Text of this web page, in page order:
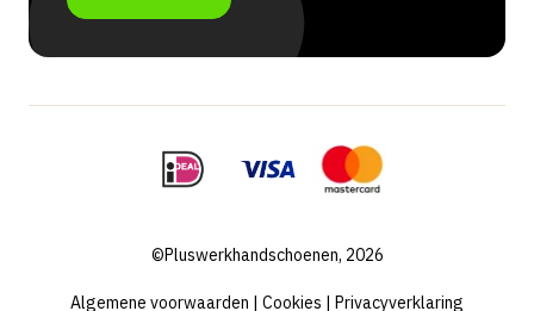
©Pluswerkhandschoenen, 2026
Algemene voorwaarden | Cookies | Privacyverklaring